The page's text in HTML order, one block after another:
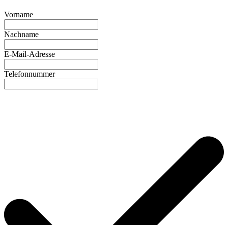
Vorname
Nachname
E-Mail-Adresse
Telefonnummer